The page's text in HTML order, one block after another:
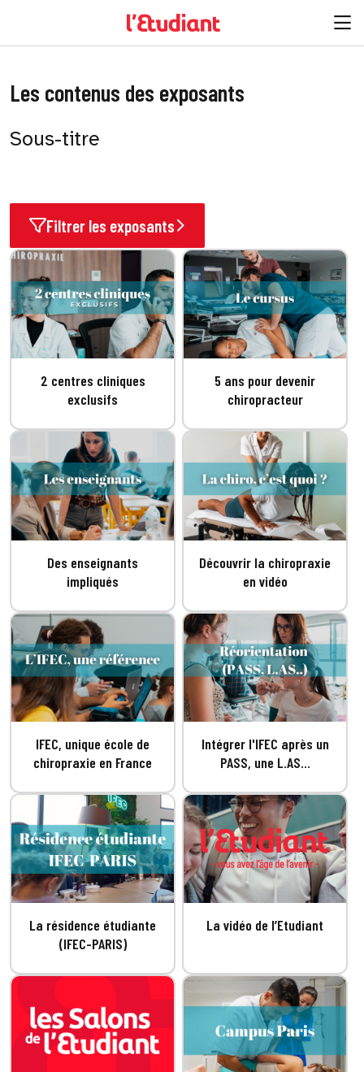
Les contenus des exposants
Sous-titre
Filtrer les exposants
2 centres cliniques
exclusifs
5 ans pour devenir
chiropracteur
Des enseignants
impliqués
Découvrir la chiropraxie
en vidéo
IFEC, unique école de
chiropraxie en France
Intégrer l'IFEC après un
PASS, une L.AS...
La résidence étudiante
(IFEC-PARIS)
La vidéo de l’Etudiant